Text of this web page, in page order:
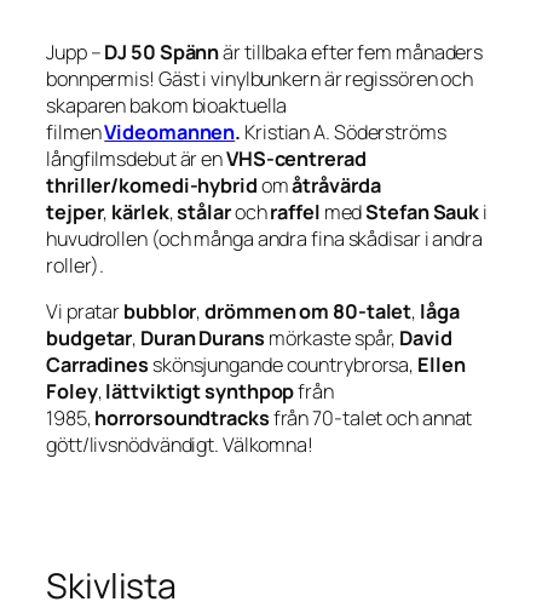
Jupp –DJ 50 Spännär tillbaka efter fem månaders
bonnpermis! Gäst i vinylbunkern är regissören och
skaparen bakom bioaktuella
filmenVideomannen. Kristian A. Söderströms
långfilmsdebut är enVHS-centrerad
thriller/komedi-hybridomåtråvärda
tejper, kärlek,stålarochraffel medStefan Sauki
huvudrollen (och många andra fina skådisar i andra
roller).
Vi pratarbubblor,drömmen om 80-talet, låga
budgetar, Duran Durans mörkaste spår, David
Carradines skönsjungande countrybrorsa, Ellen
Foley,lättviktigt synthpopfrån
1985,horrorsoundtracksfrån 70-talet och annat
gött/livsnödvändigt. Välkomna!
Skivlista